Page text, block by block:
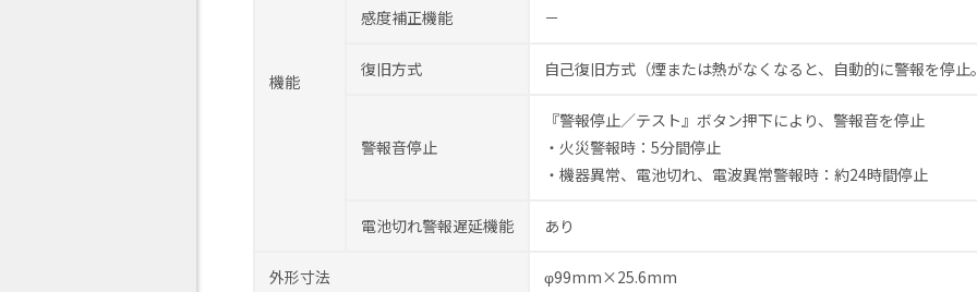
機能
感度補正機能 －
復旧方式 自己復旧方式 （煙または熱がなくなると、自動的に警報を停止。
警報音停止
『警報停止／テスト』ボタン押下により、警報音を停止
・火災警報時：5分間停止
・機器異常、電池切れ、電波異常警報時：約24時間停止
電池切れ警報遅延機能 あり
外形寸法 φ99mm×25.6mm